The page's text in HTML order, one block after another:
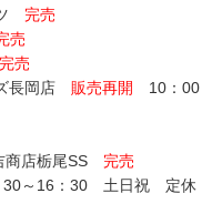
完売
売
完売
長岡店 販売再開 10：
店栃尾SS
完売
～16：30 土日祝 定休